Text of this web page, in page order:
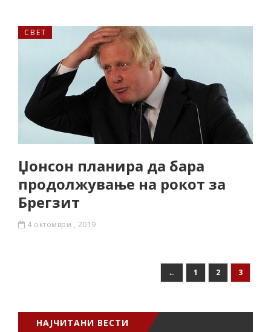
СВЕТ
Џонсон планира да бара
продолжување на рокот за
Брегзит
4 октомври , 2019
← 1 2 3
НАЈЧИТАНИ ВЕСТИ